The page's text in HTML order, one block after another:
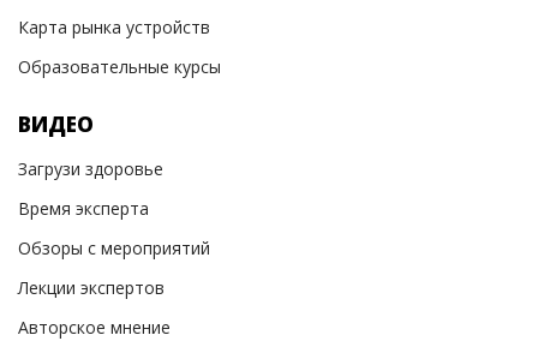
Карта рынка устройств
Образовательные курсы
ВИДЕО
Загрузи здоровье
Время эксперта
Обзоры с мероприятий
Лекции экспертов
Авторское мнение